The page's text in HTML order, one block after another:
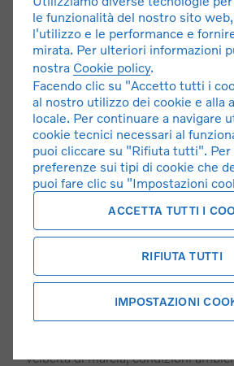
totale dovuto dal Cliente:
condizioni economiche e contrattuali
Informazioni Europee di Base sul
(IEBCC) e/o ai Fogli Informativi
sul sito www.findomestic.it. Salvo
Findomestic Banca S.p.A. I
quali intermediari del credito per
non in esclusiva.
Google, Google Play e Google
consumo: 8,8 l/100 km. Emissioni
sono preliminari in attesa di
omologati in base al sistema di
di prova WLTP, di cui al Reg UE
potrebbero non riflettere quelli
velocità di marcia, condizioni
le funzionalità del nostro sito
l'utilizzo e le performance e
mirata. Per ulteriori informazioni
nostra Cookie policy.
Facendo clic su "Accetto tutti i
al nostro utilizzo dei cookie e alla
locale. Per continuare a navigare
cookie tecnici necessari al
puoi cliccare su "Rifiuta tutti". Per
preferenze sui tipi di cookie che
puoi fare clic su "Impostazioni
ACCETTA TUTTI I
RIFIUTA TUTTI
IMPOSTAZIONI